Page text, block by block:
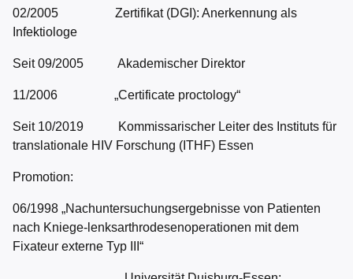
02/2005 Zertifikat (DGI): Anerkennung als
Infektiologe
Seit 09/2005 Akademischer Direktor
11/2006 „Certificate proctology“
Seit 10/2019 Kommissarischer Leiter des Instituts für
translationale HIV Forschung (ITHF) Essen
Promotion:
06/1998 „Nachuntersuchungsergebnisse von Patienten
nach Kniege-lenksarthrodesenoperationen mit dem
Fixateur externe Typ III“